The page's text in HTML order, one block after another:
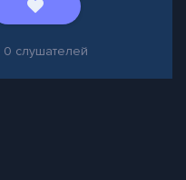
0 слушателей